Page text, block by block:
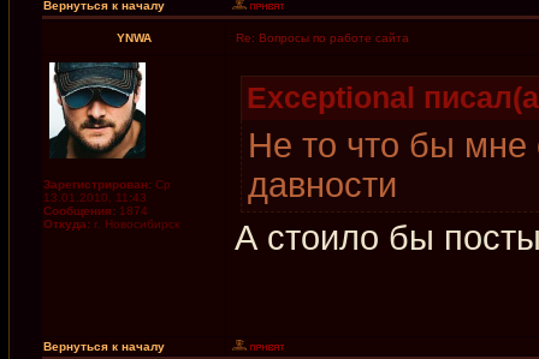
Вернуться к началу
YNWA Re: Вопросы по работе сайта
Зарегистрирован: Ср
13.01.2010, 11:43
Сообщения: 1874
Откуда: г. Новосибирск
Exceptional
Не то что бы мне
давности
А стоило бы
Вернуться к началу